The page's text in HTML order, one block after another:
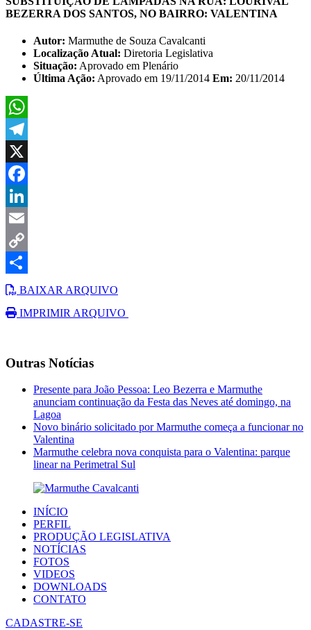
BEZERRA DOS SANTOS, NO BAIRRO: VALENTINA
Autor: Marmuthe de Souza Cavalcanti
Localização Atual: Diretoria Legislativa
Situação: Aprovado em Plenário
Última Ação: Aprovado em 19/11/2014 Em: 20/11/2014
WhatsApp
Telegram
X
Facebook
LinkedIn
Email
Copy
Link
ShareBAIXAR ARQUIVO
IMPRIMIR ARQUIVO
Outras Notícias
Presente para João Pessoa: Leo Bezerra e Marmuthe
anunciam continuação da Festa das Neves até domingo, na
Lagoa
Novo binário solicitado por Marmuthe começa a funcionar no
Valentina
Marmuthe celebra nova conquista para o Valentina: parque
linear na Perimetral Sul
INÍCIO
PERFIL
PRODUÇÃO LEGISLATIVA
NOTÍCIAS
FOTOS
VIDEOS
DOWNLOADS
CONTATO
CADASTRE-SE